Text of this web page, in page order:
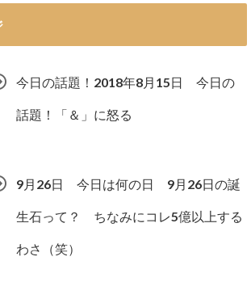
今日の話題！2018年8月15日 今日の
話題！「＆」に怒る
9月26日 今日は何の日 9月26日の誕
生石って？ ちなみにコレ5億以上する
わさ（笑）